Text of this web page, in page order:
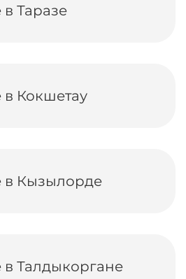
Таразе
Кокшетау
в Кызылорде
Талдыкоргане